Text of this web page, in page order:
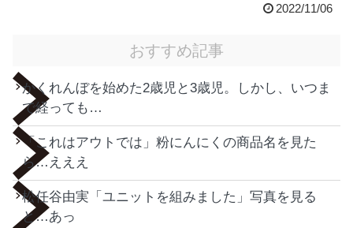
2022/11/06
おすすめ記事
かくれんぼを始めた2歳児と3歳児。しかし、いつま
で経っても…
「これはアウトでは」粉にんにくの商品名を見た
ら…えええ
松任谷由実「ユニットを組みました」写真を見る
と…あっ